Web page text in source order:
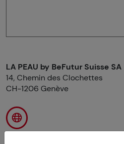
LA PEAU by BeFutur Suisse SA
14, Chemin des Clochettes
CH-1206 Genève